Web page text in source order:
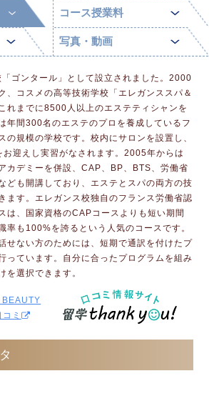
コース授業料
写真・動画
ゴンタール」として設立されました。2000
、コスメの高等技術学校「エレガンススパ＆
れまでに8500人以上のエステティシャンを
年間300名のエステのプロを養成しているフ
の規模の学校です。校内にサロンを設置し、
迎えし実習がなされます。2005年からは
カデミーを併設、CAP、BP、BTS、労働省
ども開講しており、エステとスパの両方の技
ます。エレガンス校独自のフランス労働省認
は、国家資格のCAPコースよりも短い期間
率も100%を誇るという人気のコースです。
せない方のためには、短期で通訳を付けたプ
っています。自分に合ったプログラムを組み
を選択できます。
BEAUTY
ミ